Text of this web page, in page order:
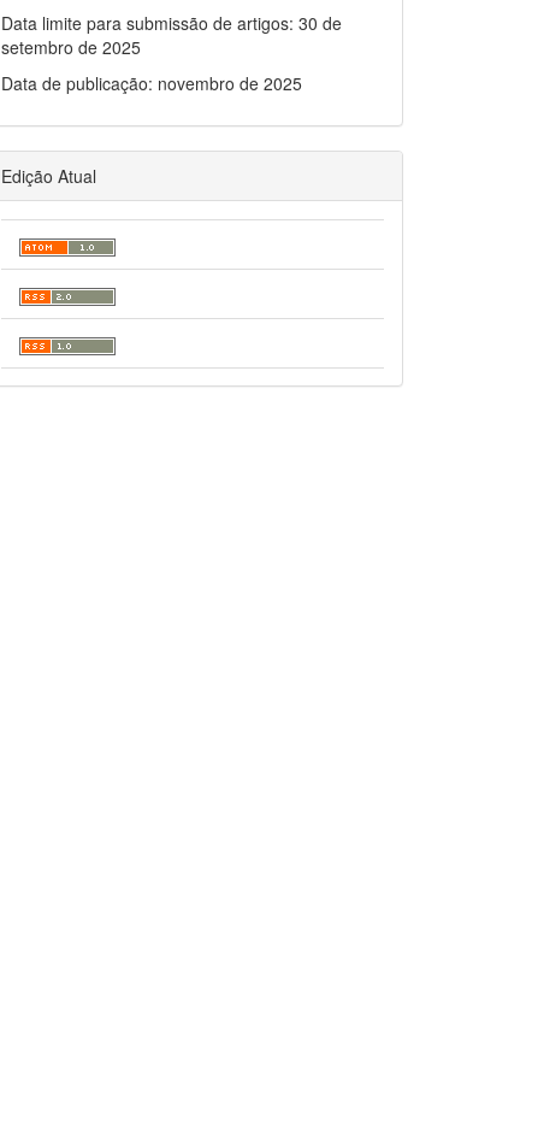
Data limite para submissão de artigos: 30 de
setembro de 2025
Data de publicação: novembro de 2025
Edição Atual